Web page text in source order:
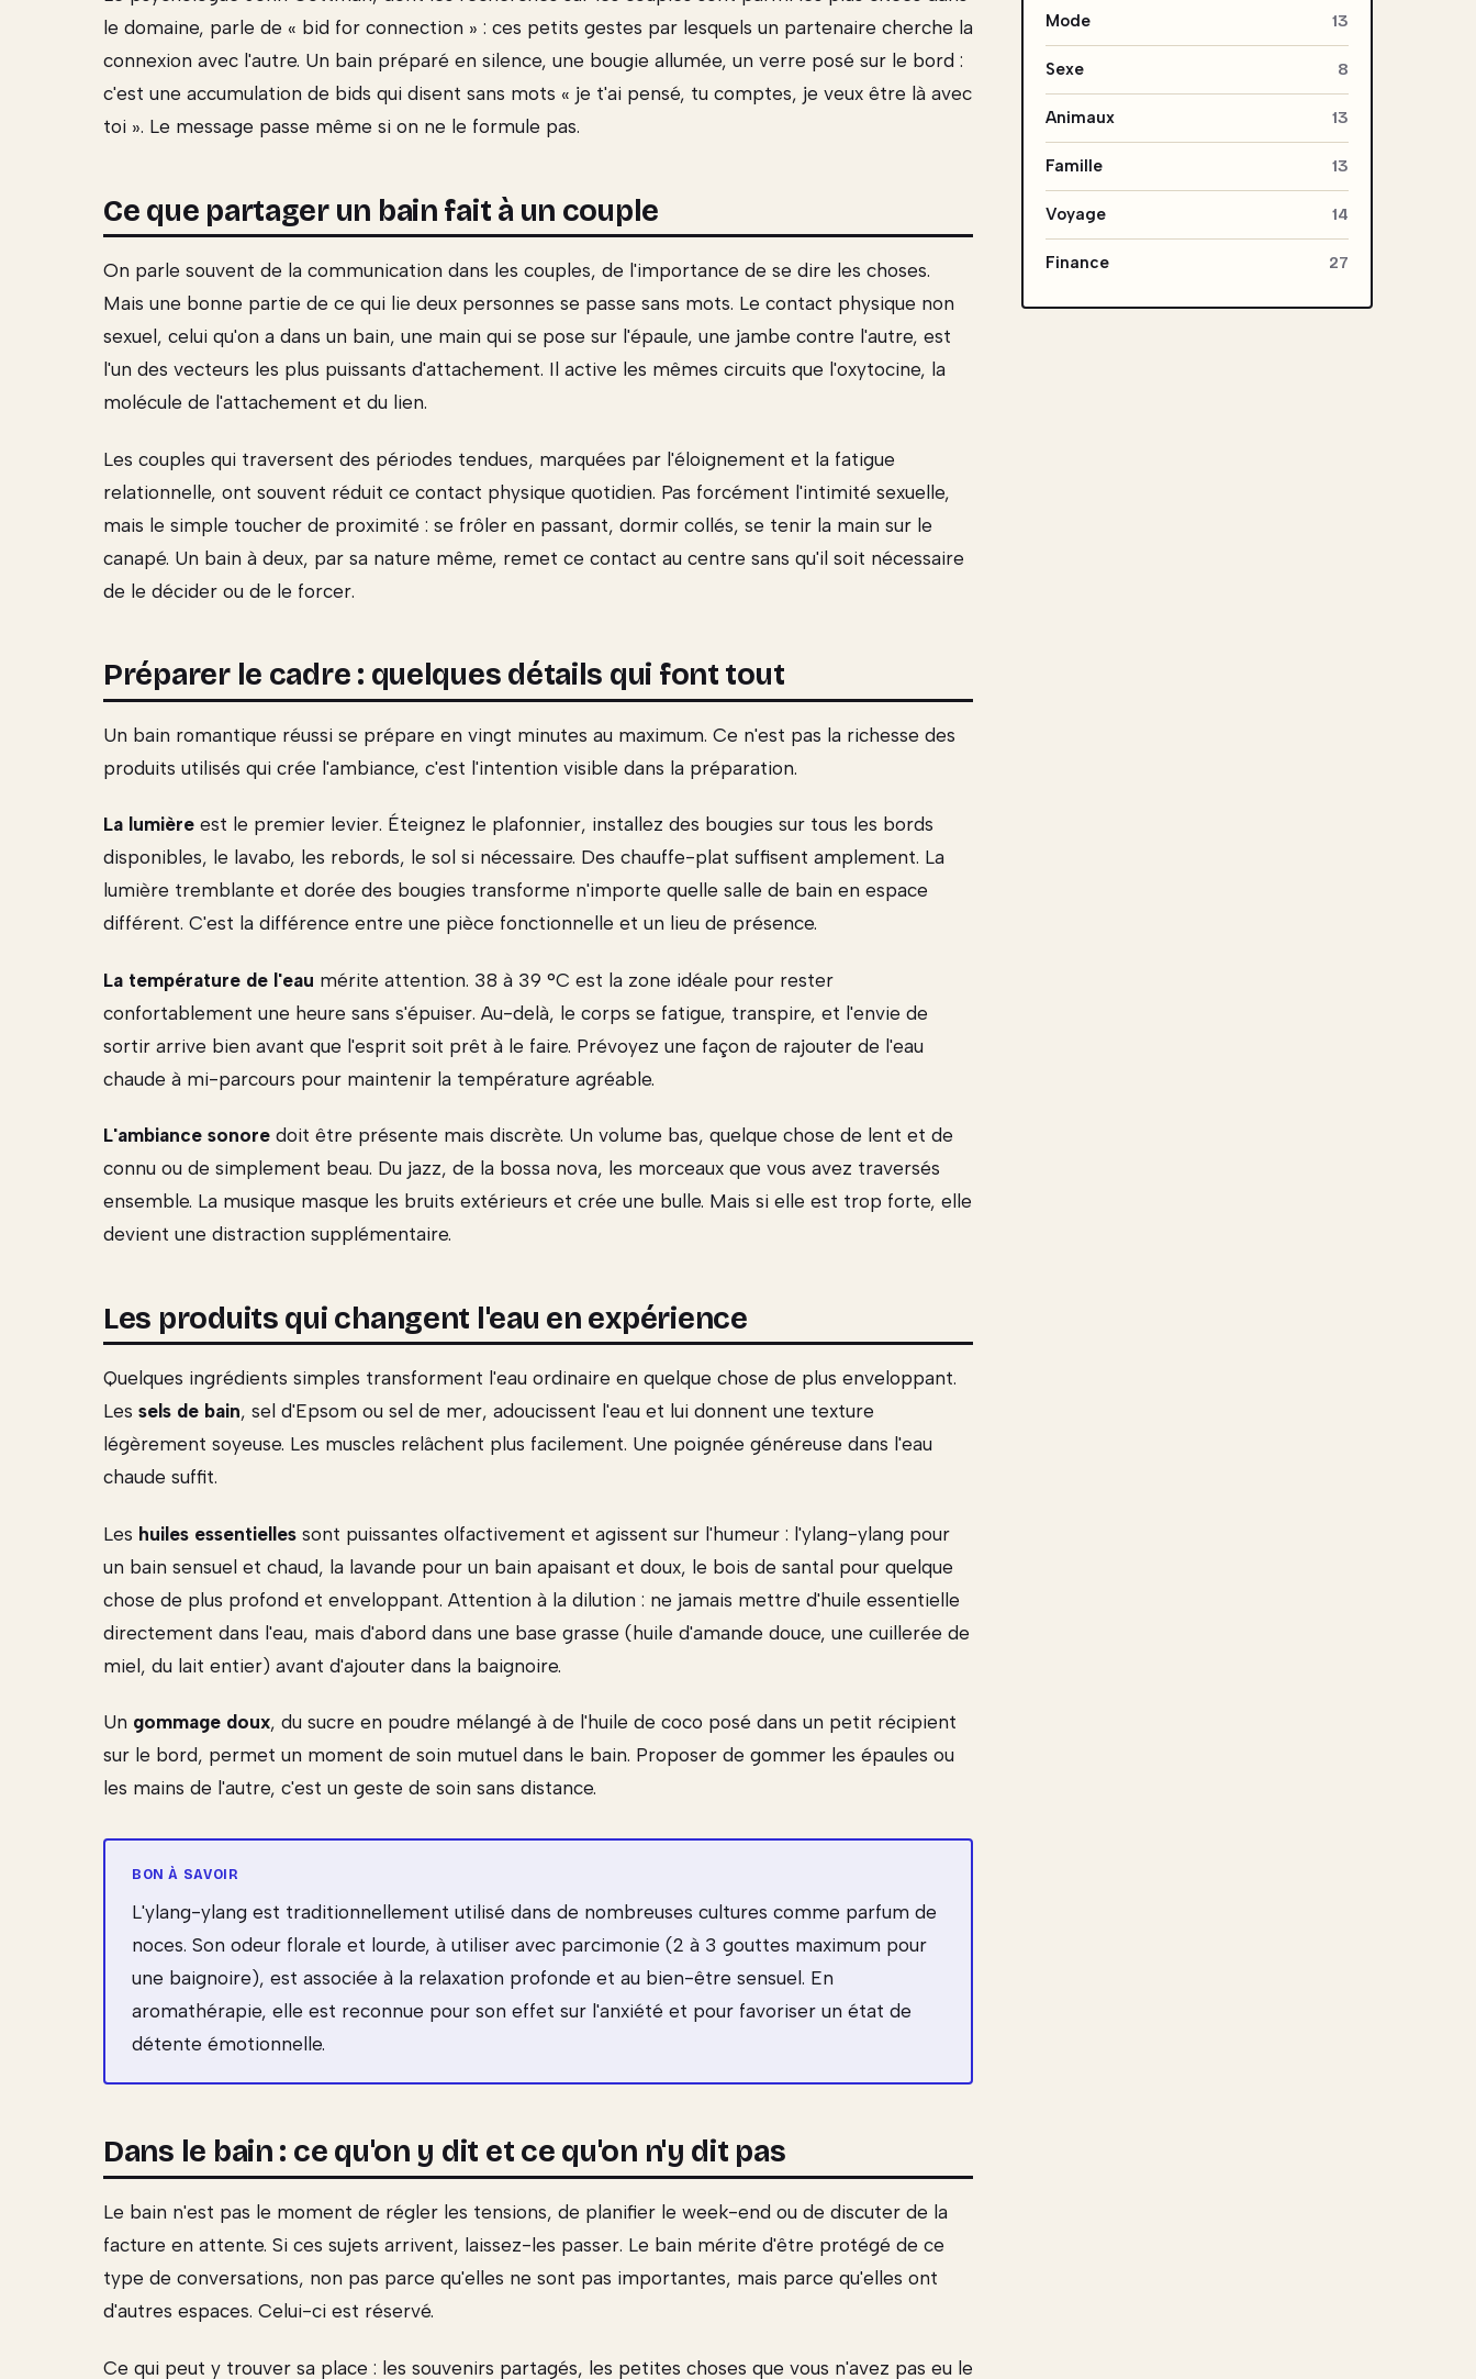
le domaine, parle de « bid for connection » : ces petits gestes par lesquels un partenaire cherche la
connexion avec l'autre. Un bain préparé en silence, une bougie allumée, un verre posé sur le bord :
c'est une accumulation de bids qui disent sans mots « je t'ai pensé, tu comptes, je veux être là avec
toi ». Le message passe même si on ne le formule pas.
Ce que partager un bain fait à un couple
On parle souvent de la communication dans les couples, de l'importance de se dire les choses.
Mais une bonne partie de ce qui lie deux personnes se passe sans mots. Le contact physique non
sexuel, celui qu'on a dans un bain, une main qui se pose sur l'épaule, une jambe contre l'autre, est
l'un des vecteurs les plus puissants d'attachement. Il active les mêmes circuits que l'oxytocine, la
molécule de l'attachement et du lien.
Les couples qui traversent des périodes tendues, marquées par l'éloignement et la fatigue
relationnelle, ont souvent réduit ce contact physique quotidien. Pas forcément l'intimité sexuelle,
mais le simple toucher de proximité : se frôler en passant, dormir collés, se tenir la main sur le
canapé. Un bain à deux, par sa nature même, remet ce contact au centre sans qu'il soit nécessaire
de le décider ou de le forcer.
Préparer le cadre : quelques détails qui font tout
Un bain romantique réussi se prépare en vingt minutes au maximum. Ce n'est pas la richesse des
produits utilisés qui crée l'ambiance, c'est l'intention visible dans la préparation.
La lumière est le premier levier. Éteignez le plafonnier, installez des bougies sur tous les bords
disponibles, le lavabo, les rebords, le sol si nécessaire. Des chauffe-plat suffisent amplement. La
lumière tremblante et dorée des bougies transforme n'importe quelle salle de bain en espace
différent. C'est la différence entre une pièce fonctionnelle et un lieu de présence.
La température de l'eau mérite attention. 38 à 39 °C est la zone idéale pour rester
confortablement une heure sans s'épuiser. Au-delà, le corps se fatigue, transpire, et l'envie de
sortir arrive bien avant que l'esprit soit prêt à le faire. Prévoyez une façon de rajouter de l'eau
chaude à mi-parcours pour maintenir la température agréable.
L'ambiance sonore doit être présente mais discrète. Un volume bas, quelque chose de lent et de
connu ou de simplement beau. Du jazz, de la bossa nova, les morceaux que vous avez traversés
ensemble. La musique masque les bruits extérieurs et crée une bulle. Mais si elle est trop forte, elle
devient une distraction supplémentaire.
Les produits qui changent l'eau en expérience
Quelques ingrédients simples transforment l'eau ordinaire en quelque chose de plus enveloppant.
Les sels de bain, sel d'Epsom ou sel de mer, adoucissent l'eau et lui donnent une texture
légèrement soyeuse. Les muscles relâchent plus facilement. Une poignée généreuse dans l'eau
chaude suffit.
Les huiles essentielles sont puissantes olfactivement et agissent sur l'humeur : l'ylang-ylang pour
un bain sensuel et chaud, la lavande pour un bain apaisant et doux, le bois de santal pour quelque
chose de plus profond et enveloppant. Attention à la dilution : ne jamais mettre d'huile essentielle
directement dans l'eau, mais d'abord dans une base grasse (huile d'amande douce, une cuillerée de
miel, du lait entier) avant d'ajouter dans la baignoire.
Un gommage doux, du sucre en poudre mélangé à de l'huile de coco posé dans un petit récipient
sur le bord, permet un moment de soin mutuel dans le bain. Proposer de gommer les épaules ou
les mains de l'autre, c'est un geste de soin sans distance.
L'ylang-ylang est traditionnellement utilisé dans de nombreuses cultures comme parfum de
noces. Son odeur florale et lourde, à utiliser avec parcimonie (2 à 3 gouttes maximum pour
une baignoire), est associée à la relaxation profonde et au bien-être sensuel. En
aromathérapie, elle est reconnue pour son effet sur l'anxiété et pour favoriser un état de
détente émotionnelle.
Dans le bain : ce qu'on y dit et ce qu'on n'y dit pas
Le bain n'est pas le moment de régler les tensions, de planifier le week-end ou de discuter de la
facture en attente. Si ces sujets arrivent, laissez-les passer. Le bain mérite d'être protégé de ce
type de conversations, non pas parce qu'elles ne sont pas importantes, mais parce qu'elles ont
d'autres espaces. Celui-ci est réservé.
Ce qui peut y trouver sa place : les souvenirs partagés, les petites choses que vous n'avez pas eu le
Mode 13
Sexe 8
Animaux 13
Famille 13
Voyage 14
Finance 27